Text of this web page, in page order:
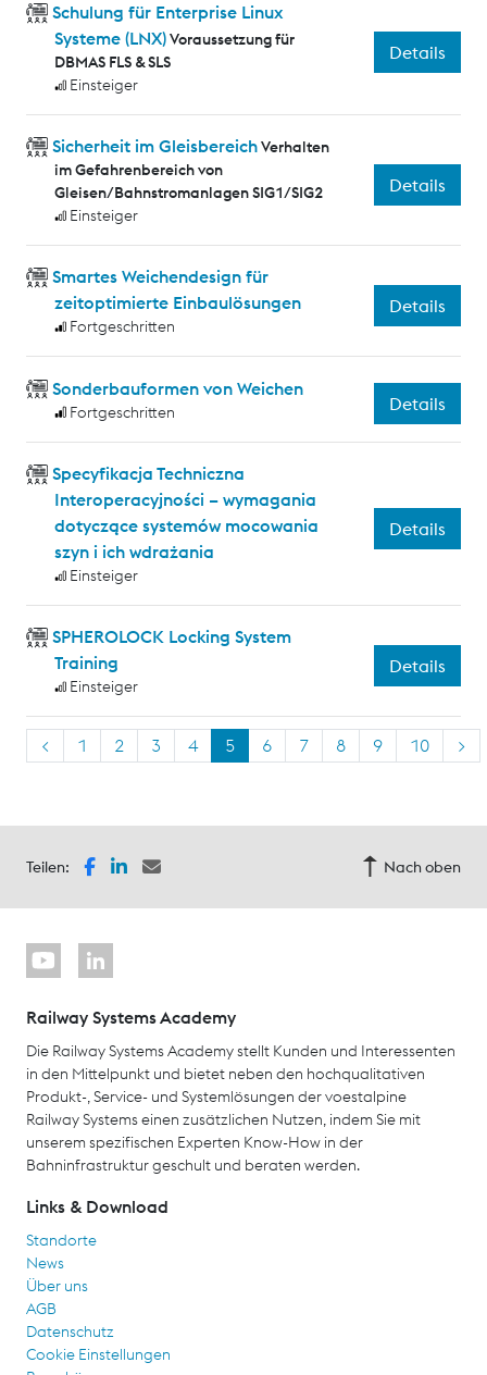
Schulung für Enterprise Linux
Systeme (LNX)Voraussetzung für
DBMAS FLS & SLS
Einsteiger
Details
Sicherheit im GleisbereichVerhalten
im Gefahrenbereich von
Gleisen/Bahnstromanlagen SIG1/SIG2
Einsteiger
Details
Smartes Weichendesign für
zeitoptimierte Einbaulösungen
Fortgeschritten
Details
Sonderbauformen von Weichen
Fortgeschritten Details
Specyfikacja Techniczna
Interoperacyjności – wymagania
dotyczące systemów mocowania
szyn i ich wdrażania
Einsteiger
Details
SPHEROLOCK Locking System
Training
Einsteiger
Details
< 1 2 3 4 5 6 7 8 9 10 >
Teilen: Nach oben
Railway Systems Academy
Die Railway Systems Academy stellt Kunden und Interessenten
in den Mittelpunkt und bietet neben den hochqualitativen
Produkt-, Service- und Systemlösungen der voestalpine
Railway Systems einen zusätzlichen Nutzen, indem Sie mit
unserem spezifischen Experten Know-How in der
Bahninfrastruktur geschult und beraten werden.
Links & Download
Standorte
News
Über uns
AGB
Datenschutz
Cookie Einstellungen